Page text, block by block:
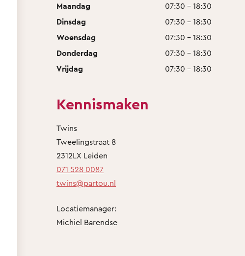
Maandag
07:30 - 18:30
Dinsdag
07:30 - 18:30
Woensdag
07:30 - 18:30
Donderdag
07:30 - 18:30
Vrijdag
07:30 - 18:30
Kennismaken
Twins
Tweelingstraat 8
2312LX Leiden
071 528 0087
twins@partou.nl
Locatiemanager:
Michiel Barendse